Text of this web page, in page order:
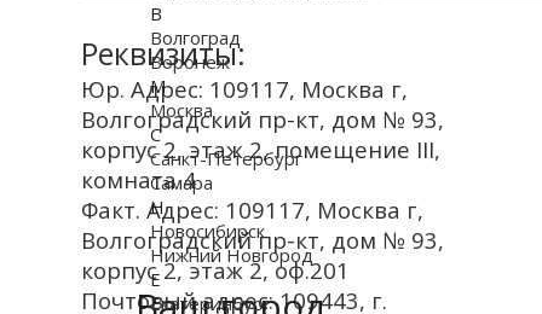
Реквизиты:
Юр. Адрес: 109117, Москва г,
Волгоградский пр-кт, дом № 93,
корпус 2, этаж 2, помещение III,
комната 4
Факт. Адрес: 109117, Москва г,
Волгоградский пр-кт, дом № 93,
корпус 2, этаж 2, оф.201
Почтовый адрес: 109443, г.
В
Волгоград
Воронеж
М
Москва
С
Санкт-Петербург
Самара
Н
Новосибирск
Нижний Новгород
Е
Екатеринбург